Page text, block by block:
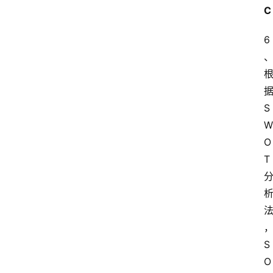
C
6
、
根
据
S
W
O
T
分
析
法
，
S
O